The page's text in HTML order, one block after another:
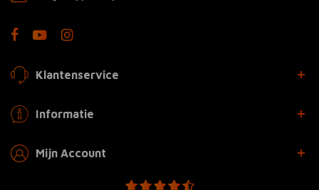
Klantenservice
Informatie
Mijn Account